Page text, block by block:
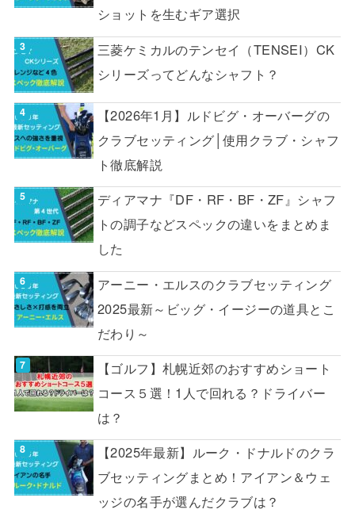
ショットを生むギア選択
三菱ケミカルのテンセイ（TENSEI）CK
シリーズってどんなシャフト？
【2026年1月】ルドビグ・オーバーグの
クラブセッティング│使用クラブ・シャフ
ト徹底解説
ディアマナ『DF・RF・BF・ZF』シャフ
トの調子などスペックの違いをまとめま
した
アーニー・エルスのクラブセッティング
2025最新～ビッグ・イージーの道具とこ
だわり～
【ゴルフ】札幌近郊のおすすめショート
コース５選！1人で回れる？ドライバー
は？
【2025年最新】ルーク・ドナルドのクラ
ブセッティングまとめ！アイアン＆ウェ
ッジの名手が選んだクラブは？